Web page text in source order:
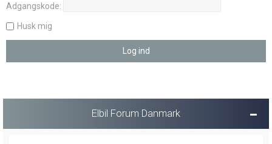
Adgangskode:
Husk mig
Elbil Forum Danmark